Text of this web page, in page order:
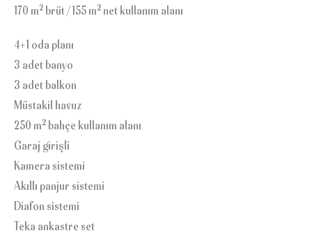
170 m² brüt / 155 m² net kullanım alanı
4+1 oda planı
3 adet banyo
3 adet balkon
Müstakil havuz
250 m² bahçe kullanım alanı
Garaj girişli
Kamera sistemi
Akıllı panjur sistemi
Diafon sistemi
Teka ankastre set